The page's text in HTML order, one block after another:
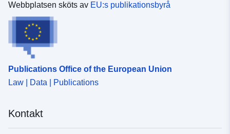
Webbplatsen sköts av EU:s publikationsbyrå
Publications Office of the European Union
Law | Data | Publications
Kontakt